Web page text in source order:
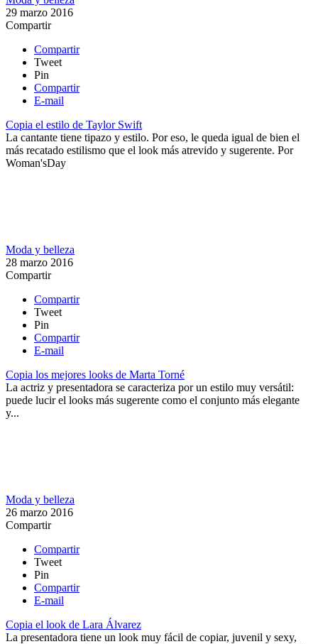
29 marzo 2016
Compartir
Compartir
Tweet
Pin
Compartir
E-mail
Copia el estilo de Taylor Swift
La cantante tiene tipazo y estilo. Por eso, le queda igual de bien el
más recatado estilismo que el look más atrevido y sugerente. Por
Woman'sDay
Moda y belleza
28 marzo 2016
Compartir
Compartir
Tweet
Pin
Compartir
E-mail
Copia los mejores looks de Marta Torné
La actriz y presentadora se caracteriza por un estilo muy versátil:
puede lucir el looks más sugerente como el conjunto más elegante
y...
Moda y belleza
26 marzo 2016
Compartir
Compartir
Tweet
Pin
Compartir
E-mail
Copia el look de Lara Álvarez
La presentadora tiene un look muy fácil de copiar, juvenil y sexy,